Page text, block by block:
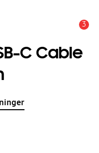
3
C Cable